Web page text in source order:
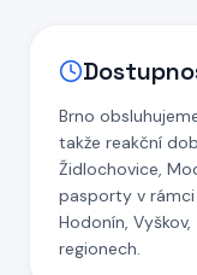
Brno
takže reakční
Židlochovice,
pasporty v rámci
Hodonín,
regionech.